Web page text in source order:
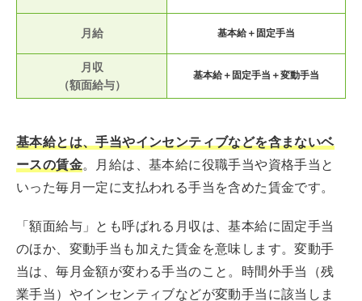
月給 基本給＋固定手当
月収
（額面給与）
基本給＋固定手当＋変動手当
基本給とは、手当やインセンティブなどを含まないベ
ースの賃金。月給は、基本給に役職手当や資格手当と
いった毎月一定に支払われる手当を含めた賃金です。
「額面給与」とも呼ばれる月収は、基本給に固定手当
のほか、変動手当も加えた賃金を意味します。変動手
当は、毎月金額が変わる手当のこと。時間外手当（残
業手当）やインセンティブなどが変動手当に該当しま